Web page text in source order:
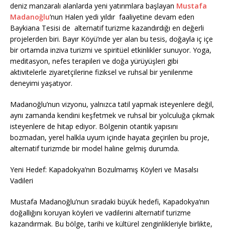
deniz manzaralı alanlarda yeni yatırımlara başlayan Mustafa
Madanoğlu’nun Halen yedi yıldır faaliyetine devam eden
Baykiana Tesisi de alternatif turizme kazandırdığı en değerli
projelerden biri. Bayır Köyü’nde yer alan bu tesis, doğayla iç içe
bir ortamda inziva turizmi ve spiritüel etkinlikler sunuyor. Yoga,
meditasyon, nefes terapileri ve doğa yürüyüşleri gibi
aktivitelerle ziyaretçilerine fiziksel ve ruhsal bir yenilenme
deneyimi yaşatıyor.
Madanoğlu’nun vizyonu, yalnızca tatil yapmak isteyenlere değil,
aynı zamanda kendini keşfetmek ve ruhsal bir yolculuğa çıkmak
isteyenlere de hitap ediyor. Bölgenin otantik yapısını
bozmadan, yerel halkla uyum içinde hayata geçirilen bu proje,
alternatif turizmde bir model haline gelmiş durumda.
Yeni Hedef: Kapadokya’nın Bozulmamış Köyleri ve Masalsı
Vadileri
Mustafa Madanoğlu’nun sıradaki büyük hedefi, Kapadokya’nın
doğallığını koruyan köyleri ve vadilerini alternatif turizme
kazandırmak. Bu bölge, tarihi ve kültürel zenginlikleriyle birlikte,